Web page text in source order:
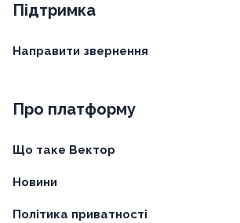
Підтримка
Направити звернення
Про платформу
Що таке Вектор
Новини
Політика приватності